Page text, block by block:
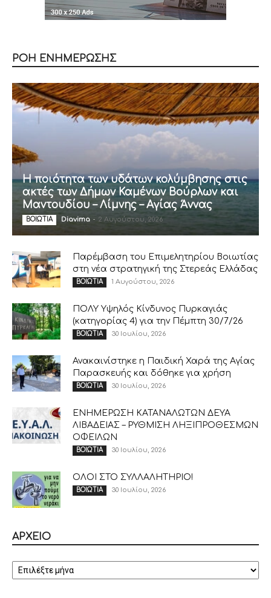
ΡΟΗ ΕΝΗΜΕΡΩΣΗΣ
Η ποιότητα των υδάτων κολύμβησης στις
ακτές των Δήμων Καμένων Βούρλων και
Μαντουδίου – Λίμνης – Αγίας Άννας
ΒΟΙΩΤΙΑ Diavima - 2 Αυγούστου, 2026
Παρέμβαση του Επιμελητηρίου Βοιωτίας
στη νέα στρατηγική της Στερεάς Ελλάδας
ΒΟΙΩΤΙΑ 1 Αυγούστου, 2026
ΠΟΛΥ Υψηλός Κίνδυνος Πυρκαγιάς
(κατηγορίας 4) για την Πέμπτη 30/7/26
ΒΟΙΩΤΙΑ 30 Ιουλίου, 2026
Ανακαινίστηκε η Παιδική Χαρά της Αγίας
Παρασκευής και δόθηκε για χρήση
ΒΟΙΩΤΙΑ 30 Ιουλίου, 2026
ΕΝΗΜΕΡΩΣΗ ΚΑΤΑΝΑΛΩΤΩΝ ΔΕΥΑ
ΛΙΒΑΔΕΙΑΣ – ΡΥΘΜΙΣΗ ΛΗΞΙΠΡΟΘΕΣΜΩΝ
ΟΦΕΙΛΩΝ
ΒΟΙΩΤΙΑ 30 Ιουλίου, 2026
ΟΛΟΙ ΣΤΟ ΣΥΛΛΑΛΗΤΗΡΙΟ!
ΒΟΙΩΤΙΑ 30 Ιουλίου, 2026
ΑΡΧΕΙΟ